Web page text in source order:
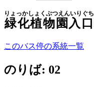
緑化植物園入口
りょっかしょくぶつえんいりぐち
このバス停の系統一覧
のりば: 02